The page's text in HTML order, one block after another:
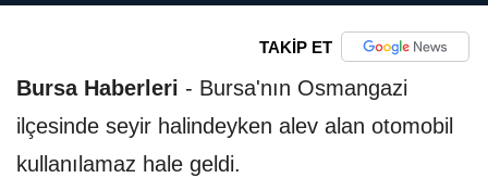
TAKİP ET
Bursa Haberleri - Bursa'nın Osmangazi
ilçesinde seyir halindeyken alev alan otomobil
kullanılamaz hale geldi.